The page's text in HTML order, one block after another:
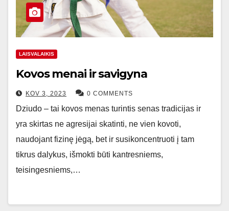
LAISVALAIKIS
Kovos menai ir savigyna
KOV 3, 2023 0 COMMENTS
Dziudo – tai kovos menas turintis senas tradicijas ir
yra skirtas ne agresijai skatinti, ne vien kovoti,
naudojant fizinę jėgą, bet ir susikoncentruoti į tam
tikrus dalykus, išmokti būti kantresniems,
teisingesniems,…